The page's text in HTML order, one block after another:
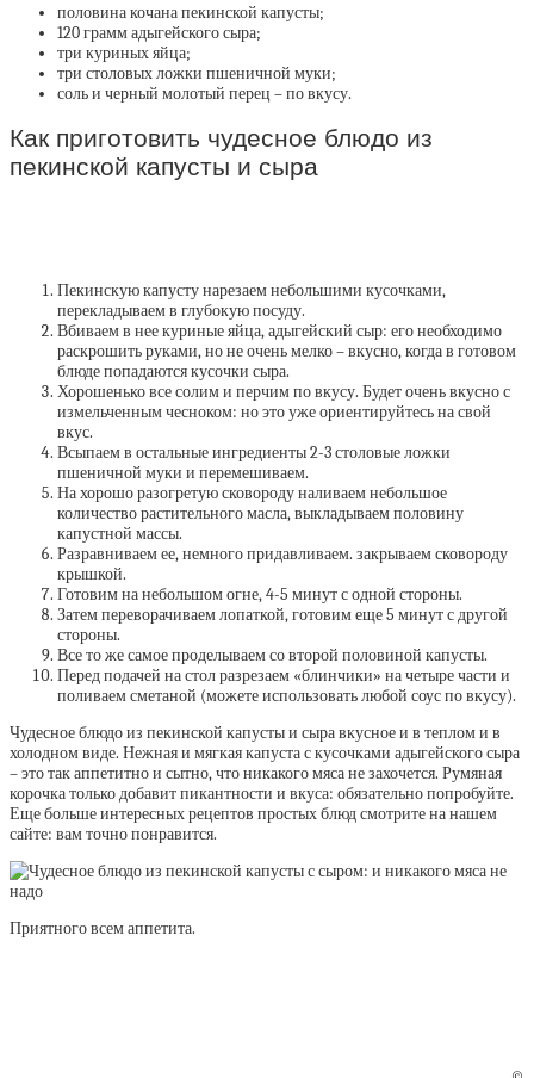
половина кочана пекинской капусты;
120 грамм адыгейского сыра;
три куриных яйца;
три столовых ложки пшеничной муки;
соль и черный молотый перец – по вкусу.
Как приготовить чудесное блюдо из
пекинской капусты и сыра
Пекинскую капусту нарезаем небольшими кусочками,
перекладываем в глубокую посуду.
Вбиваем в нее куриные яйца, адыгейский сыр: его необходимо
раскрошить руками, но не очень мелко – вкусно, когда в готовом
блюде попадаются кусочки сыра.
Хорошенько все солим и перчим по вкусу. Будет очень вкусно с
измельченным чесноком: но это уже ориентируйтесь на свой
вкус.
Всыпаем в остальные ингредиенты 2-3 столовые ложки
пшеничной муки и перемешиваем.
На хорошо разогретую сковороду наливаем небольшое
количество растительного масла, выкладываем половину
капустной массы.
Разравниваем ее, немного придавливаем. закрываем сковороду
крышкой.
Готовим на небольшом огне, 4-5 минут с одной стороны.
Затем переворачиваем лопаткой, готовим еще 5 минут с другой
стороны.
Все то же самое проделываем со второй половиной капусты.
Перед подачей на стол разрезаем «блинчики» на четыре части и
поливаем сметаной (можете использовать любой соус по вкусу).
Чудесное блюдо из пекинской капусты и сыра вкусное и в теплом и в
холодном виде. Нежная и мягкая капуста с кусочками адыгейского сыра
– это так аппетитно и сытно, что никакого мяса не захочется. Румяная
корочка только добавит пикантности и вкуса: обязательно попробуйте.
Еще больше интересных рецептов простых блюд смотрите на нашем
сайте: вам точно понравится.
Приятного всем аппетита.